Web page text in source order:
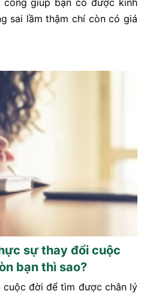
sai lầm thậm chí còn có giá
sự thay đổi cuộc
bạn thì sao?
cuộc đời để tìm được chân lý